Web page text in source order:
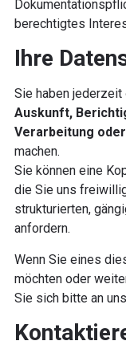
berechtigtes
Ihre
Sie haben
Auskunft,
Verarbeitung
machen.
Sie können eine
die Sie uns
strukturierten,
anfordern.
Wenn Sie eines
möchten oder
Sie sich bitte an